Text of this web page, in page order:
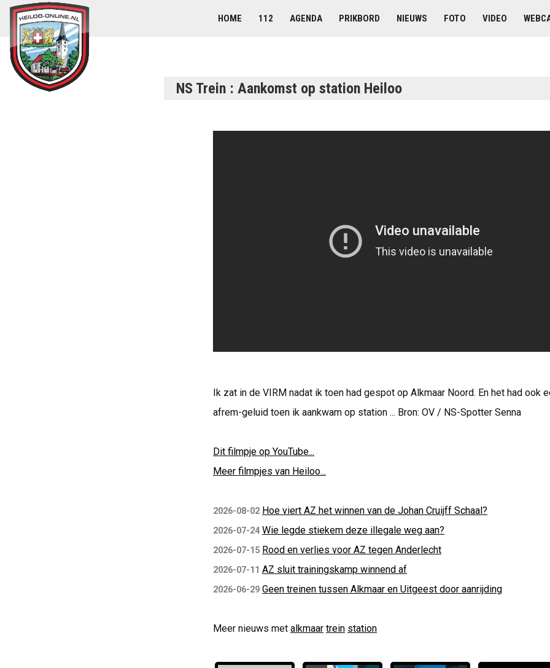
HOME 112 AGENDA PRIKBORD NIEUWS FOTO VIDEO
NS Trein : Aankomst op station Heiloo
Ik zat in de VIRM nadat ik toen had gespot op Alkmaar Noord. En het had ook
afrem-geluid toen ik aankwam op station ... Bron: OV / NS-Spotter Senna
Dit filmpje op YouTube...
Meer filmpjes van Heiloo...
2026-08-02 Hoe viert AZ het winnen van de Johan Cruijff Schaal?
2026-07-24 Wie legde stiekem deze illegale weg aan?
2026-07-15 Rood en verlies voor AZ tegen Anderlecht
2026-07-11 AZ sluit trainingskamp winnend af
2026-06-29 Geen treinen tussen Alkmaar en Uitgeest door aanrijding
Meer nieuws met alkmaar trein station